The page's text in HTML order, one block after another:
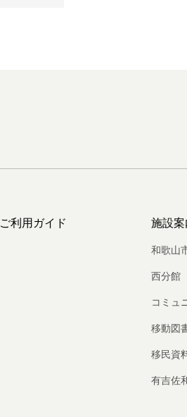
ご利用ガイド 施設案
和歌山
西分館
コミュ
移動図
移民資
有吉佐